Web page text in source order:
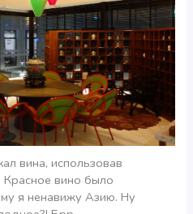
вина, использовав
вино было
я ненавижу Азию. Ну